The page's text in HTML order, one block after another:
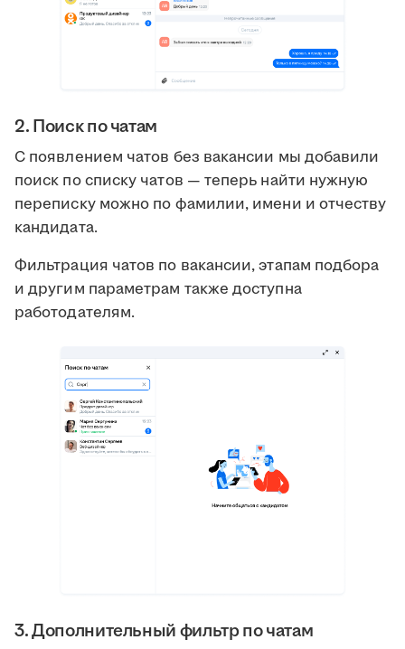
2. Поиск по чатам
С появлением чатов без вакансии мы добавили
поиск по списку чатов — теперь найти нужную
переписку можно по фамилии, имени и отчеству
кандидата.
Фильтрация чатов по вакансии, этапам подбора
и другим параметрам также доступна
работодателям.
3. Дополнительный фильтр по чатам